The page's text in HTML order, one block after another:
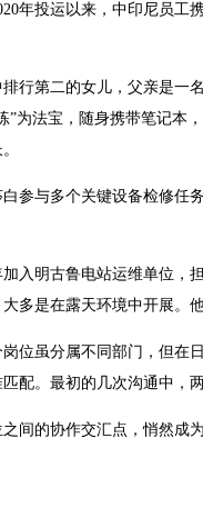
年投运以来，中印尼员工
行第二的女儿，父亲是一
”为法宝，随身携带笔记本
参与多个关键设备检修任
加入明古鲁电站运维单位，
多是在露天环境中开展。
位虽分属不同部门，但在
配。最初的几次沟通中，
间的协作交汇点，悄然成